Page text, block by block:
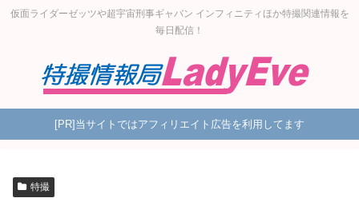
仮面ライダーゼッツや超宇宙刑事ギャバン インフィニティほか特撮関連情報を
毎日配信！
[PR]当サイトではアフィリエイト広告を利用してます
特撮